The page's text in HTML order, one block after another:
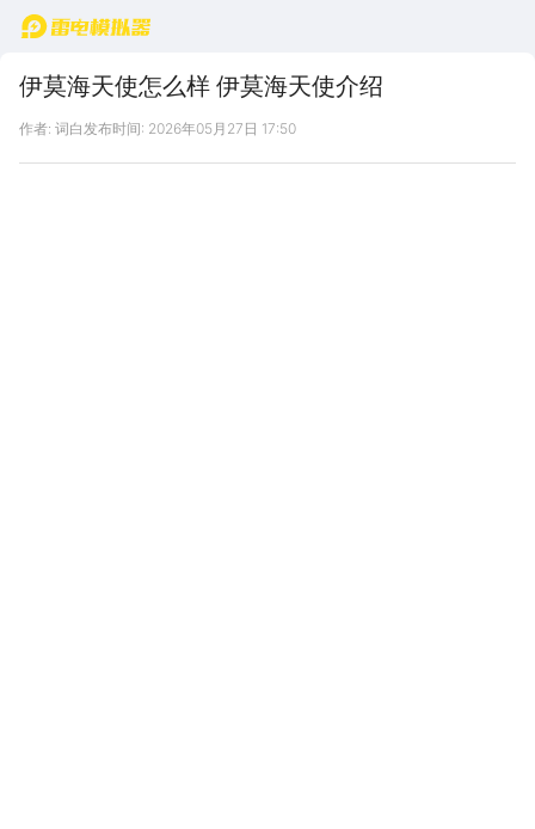
首页
伊莫海天使怎么样 伊莫海天使介绍
作者: 词白发布时间: 2026年05月27日 17:50